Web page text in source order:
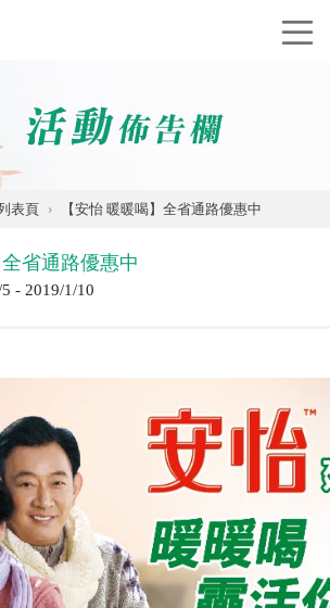
表頁 【安怡 暖暖喝】全省通路優惠中
省通路優惠中
- 2019/1/10